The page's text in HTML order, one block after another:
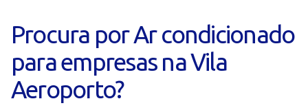
Procura por Ar condicionado
para empresas na Vila
Aeroporto?